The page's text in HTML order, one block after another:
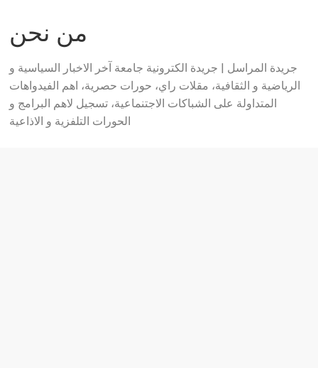
من نحن
جريدة المراسل | جريدة الكترونية جامعة آخر الاخبار السياسية و
الرياضية و الثقافية، مقلات راي، حورات حصرية، اهم الفيدواهات
المتداولة على الشباكات الاجتنماعية، تسجيل لاهم البرامج و
الحورات التلفزية و الاذاعية